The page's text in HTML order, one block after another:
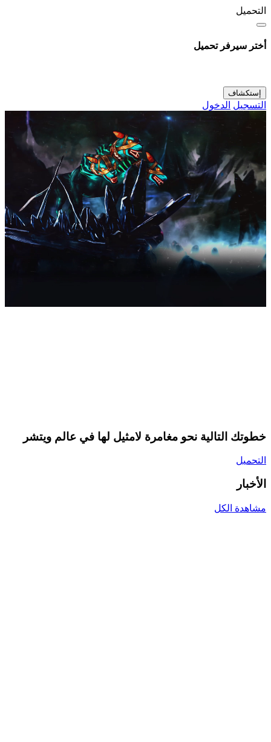
التحميل
أختر سيرفر تحميل
إستكشاف
التسجيل الدخول
خطوتك التالية نحو مغامرة لامثيل لها في عالم ويتشر
التحميل
الأخبار
مشاهدة الكل